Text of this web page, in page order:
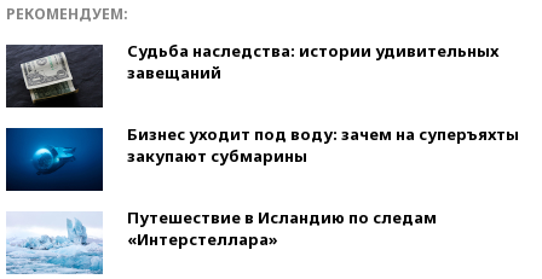
РЕКОМЕНДУЕМ:
Судьба наследства: истории удивительных
завещаний
Бизнес уходит под воду: зачем на суперъяхты
закупают субмарины
Путешествие в Исландию по следам
«Интерстеллара»